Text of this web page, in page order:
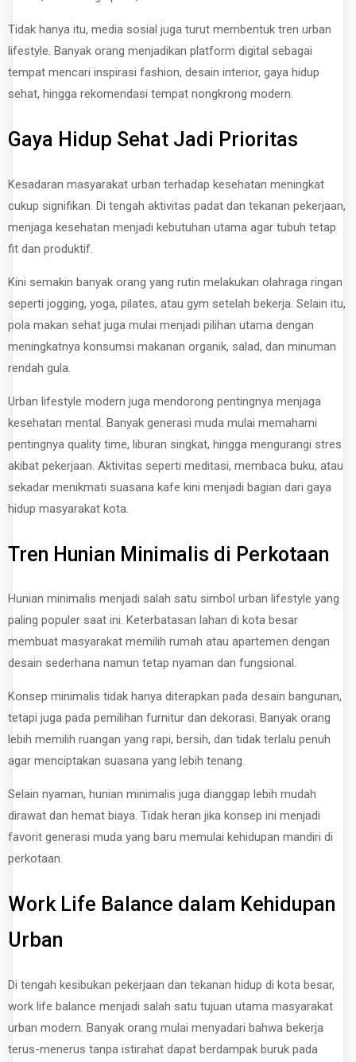
Tidak hanya itu, media sosial juga turut membentuk tren urban
lifestyle. Banyak orang menjadikan platform digital sebagai
tempat mencari inspirasi fashion, desain interior, gaya hidup
sehat, hingga rekomendasi tempat nongkrong modern.
Gaya Hidup Sehat Jadi Prioritas
Kesadaran masyarakat urban terhadap kesehatan meningkat
cukup signifikan. Di tengah aktivitas padat dan tekanan pekerjaan,
menjaga kesehatan menjadi kebutuhan utama agar tubuh tetap
fit dan produktif.
Kini semakin banyak orang yang rutin melakukan olahraga ringan
seperti jogging, yoga, pilates, atau gym setelah bekerja. Selain itu,
pola makan sehat juga mulai menjadi pilihan utama dengan
meningkatnya konsumsi makanan organik, salad, dan minuman
rendah gula.
Urban lifestyle modern juga mendorong pentingnya menjaga
kesehatan mental. Banyak generasi muda mulai memahami
pentingnya quality time, liburan singkat, hingga mengurangi stres
akibat pekerjaan. Aktivitas seperti meditasi, membaca buku, atau
sekadar menikmati suasana kafe kini menjadi bagian dari gaya
hidup masyarakat kota.
Tren Hunian Minimalis di Perkotaan
Hunian minimalis menjadi salah satu simbol urban lifestyle yang
paling populer saat ini. Keterbatasan lahan di kota besar
membuat masyarakat memilih rumah atau apartemen dengan
desain sederhana namun tetap nyaman dan fungsional.
Konsep minimalis tidak hanya diterapkan pada desain bangunan,
tetapi juga pada pemilihan furnitur dan dekorasi. Banyak orang
lebih memilih ruangan yang rapi, bersih, dan tidak terlalu penuh
agar menciptakan suasana yang lebih tenang.
Selain nyaman, hunian minimalis juga dianggap lebih mudah
dirawat dan hemat biaya. Tidak heran jika konsep ini menjadi
favorit generasi muda yang baru memulai kehidupan mandiri di
perkotaan.
Work Life Balance dalam Kehidupan
Urban
Di tengah kesibukan pekerjaan dan tekanan hidup di kota besar,
work life balance menjadi salah satu tujuan utama masyarakat
urban modern. Banyak orang mulai menyadari bahwa bekerja
terus-menerus tanpa istirahat dapat berdampak buruk pada